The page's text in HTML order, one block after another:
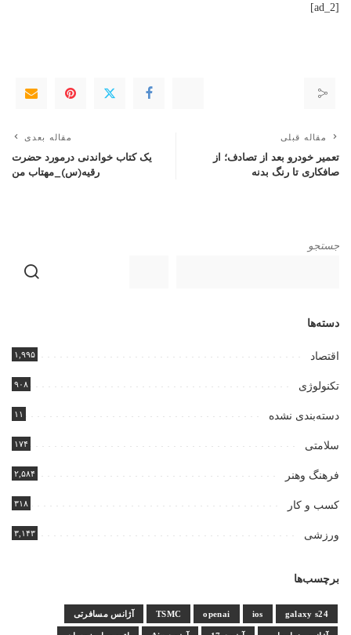
[ad_2]
مقاله قبلی
تعمیر خودرو بعد از تصادف؛ از
صافکاری تا رنگ بدنه
مقاله بعدی
یک کتاب خواندنی درمورد حضرت
رقیه(س)_مهتاب من
جستجو
دسته‌ها
اقتصاد ۱,۹۹۵
تکنولوژی ۹۰۸
دسته‌بندی نشده ۱۱
سلامتی ۱۷۴
فرهنگ وهنر ۲,۵۸۴
کسب و کار ۳۱۸
ورزشی ۳,۱۴۳
برچسب‌ها
galaxy s24
ios
openai
TSMC آژانس مسافرتی